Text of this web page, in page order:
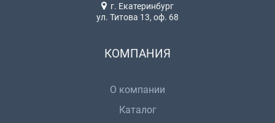
г. Екатеринбург
ул. Титова 13, оф. 68
КОМПАНИЯ
О компании
Каталог